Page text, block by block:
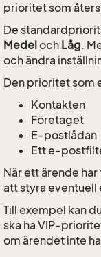
prioritet som
De
Medel och Låg.
och ändra
Den prioritet som
Kontakten
Företaget
E-postlådan
Ett e-
När ett ärende
att styra eventuell
Till exempel kan
ska ha VIP-
om ärendet inte